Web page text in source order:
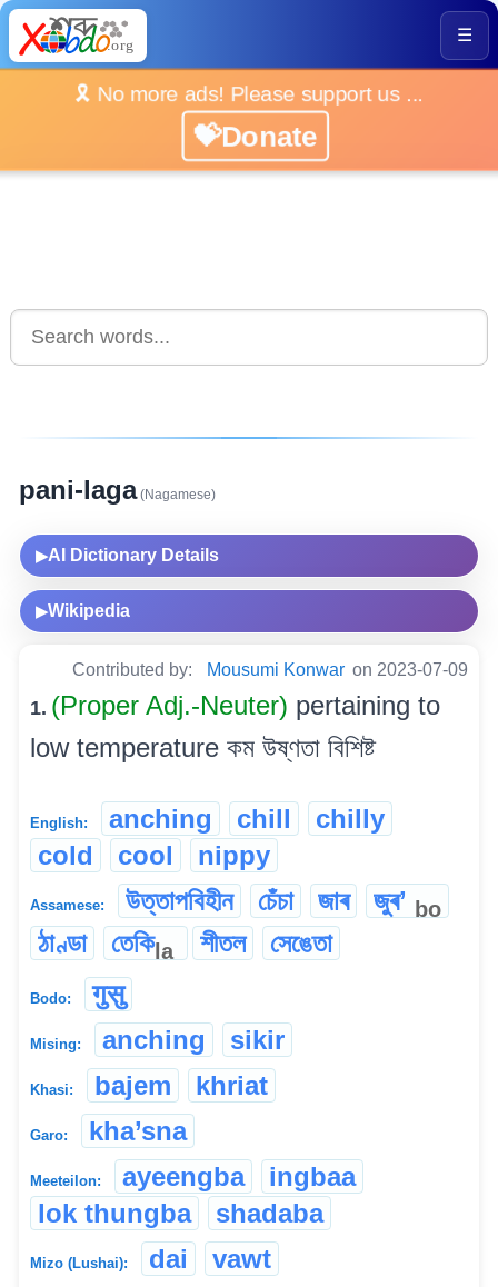
☰
🎗️ No more ads! Please support us ...
💝Donate
pani-laga(Nagamese)
▶AI Dictionary Details
▶Wikipedia
Contributed by: Mousumi Konwar on 2023-07-09
1. (Proper Adj.-Neuter) pertaining to
low temperature কম উষ্ণতা বিশিষ্ট
English: anching chill
chilly
cold
cool nippy
Assamese: উত্তাপবিহীন চেঁচা জাৰ জুৰʼ bo
ঠাণ্ডা তেকিla শীতল সেঙেতা
Bodo: गुसु
Mising: anching sikir
Khasi: bajem khriat
Garo: kha’sna
Meeteilon: ayeengba
ingbaa
lok thungba
shadaba
Mizo (Lushai): dai vawt